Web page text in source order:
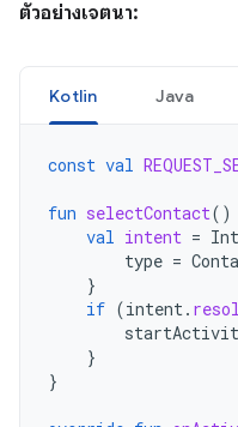
ตัวอย่างเจตนา:
Kotlin Java
const val
fun selectContact()
val intent =
type =
}
if (intent.
}
}